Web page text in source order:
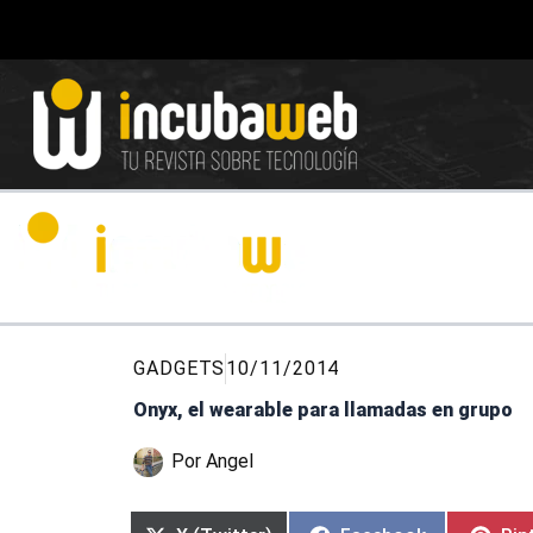
contenido
GADGETS 10/11/2014
Onyx, el wearable para llamadas en grupo
Por Angel
en
en
en
en
en
en
en
en